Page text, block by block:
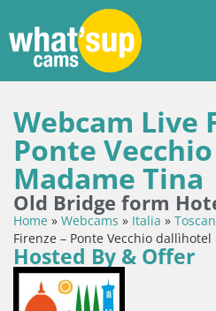
Webcam Live
Ponte
Madame Tina
Old Bridge form
Home » Webcams » Italia »
Firenze – Ponte Vecchio
Hosted By & Offer